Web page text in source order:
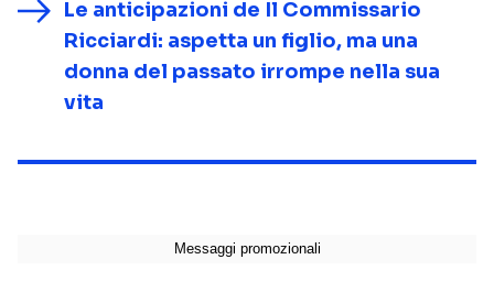
Le anticipazioni de Il Commissario
Ricciardi: aspetta un figlio, ma una
donna del passato irrompe nella sua
vita